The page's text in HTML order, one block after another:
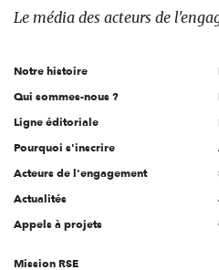
des
l'engagement
Le média des acteurs de
Notre histoire
Qui sommes-nous ?
Ligne éditoriale
Pourquoi s'inscrire
Acteurs de l'engagement
Actualités
Appels à projets
Mission RSE